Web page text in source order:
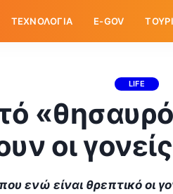
ΤΕΧΝΟΛΟΓΙΑ E-GOV
LIFE
οι
ενώ είναι θρεπτικό οι